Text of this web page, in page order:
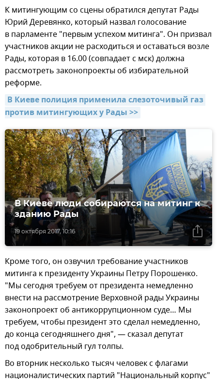
К митингующим со сцены обратился депутат Рады
Юрий Деревянко, который назвал голосование
в парламенте "первым успехом митинга". Он призвал
участников акции не расходиться и оставаться возле
Рады, которая в 16.00 (совпадает с мск) должна
рассмотреть законопроекты об избирательной
реформе.
В Киеве полиция применила слезоточивый газ
против митингующих у Рады >>
19 октября 2017, 10:16
В Киеве люди собираются на митинг к
зданию Рады
Кроме того, он озвучил требование участников
митинга к президенту Украины Петру Порошенко.
"Мы сегодня требуем от президента немедленно
внести на рассмотрение Верховной рады Украины
законопроект об антикоррупционном суде… Мы
требуем, чтобы президент это сделал немедленно,
до конца сегодняшнего дня", — сказал депутат
под одобрительный гул толпы.
Во вторник несколько тысяч человек с флагами
националистических партий "Национальный корпус"